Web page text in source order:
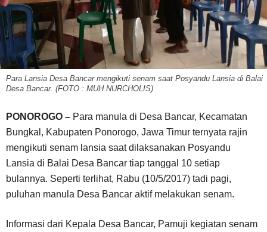
Para Lansia Desa Bancar mengikuti senam saat Posyandu Lansia di Balai
Desa Bancar. (FOTO : MUH NURCHOLIS)
PONOROGO – Para manula di Desa Bancar, Kecamatan
Bungkal, Kabupaten Ponorogo, Jawa Timur ternyata rajin
mengikuti senam lansia saat dilaksanakan Posyandu
Lansia di Balai Desa Bancar tiap tanggal 10 setiap
bulannya. Seperti terlihat, Rabu (10/5/2017) tadi pagi,
puluhan manula Desa Bancar aktif melakukan senam.
Informasi dari Kepala Desa Bancar, Pamuji kegiatan senam